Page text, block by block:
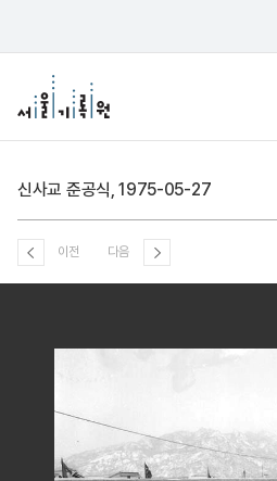
신사교 준공식, 1975-05-27
이전 다음